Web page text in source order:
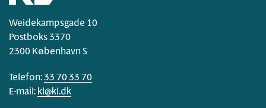
Weidekampsgade 10
Postboks 3370
2300 København S
Telefon:33 70 33 70
E-mail: kl@kl.dk